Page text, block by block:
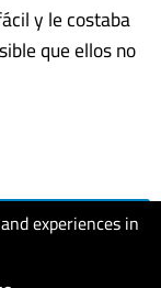
experiences in
y le costaba
que ellos no